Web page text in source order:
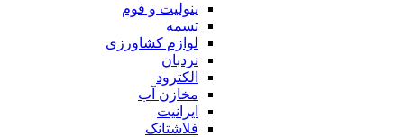
ینولیت و فوم
تسمه
لوازم کشاورزی
نردبان
الکترود
مخازن آب
ایرانیت
فلاشتانک